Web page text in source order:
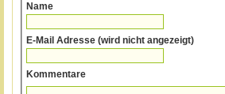
Name
E-Mail Adresse (wird nicht angezeigt)
Kommentare